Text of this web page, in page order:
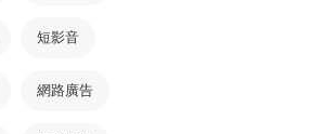
短影音
網路廣告